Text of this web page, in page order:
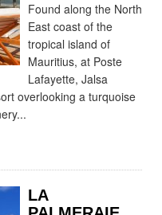
Found along the North
East coast of the
tropical island of
Mauritius, at Poste
Lafayette, Jalsa
overlooking a turquoise
LA